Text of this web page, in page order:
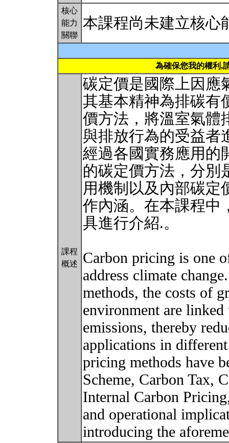
核心
能力
關聯
本課程尚未建立核心
為確保您我的權利,
課程
概述
碳定價是國際上因應
其基本精神為排碳有
價方法，將溫室氣體
與排放行為的受益者
經過各國實務應用的
的碳定價方法，分別
用機制以及內部碳定
作內涵。在本課程中
具進行介紹.。
Carbon pricing is one
address climate
methods, the costs of
environment are
emissions, thereby
applications in
pricing methods have
Scheme, Carbon Tax,
Internal Carbon
and operational
introducing the